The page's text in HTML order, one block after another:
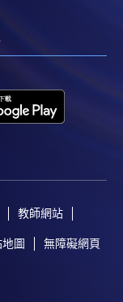
教師網站
圖 無障礙網頁